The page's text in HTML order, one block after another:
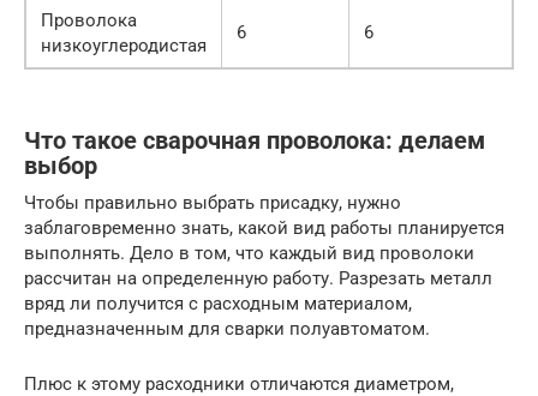
Проволока
низкоуглеродистая
6 6
Что такое сварочная проволока: делаем
выбор
Чтобы правильно выбрать присадку, нужно
заблаговременно знать, какой вид работы планируется
выполнять. Дело в том, что каждый вид проволоки
рассчитан на определенную работу. Разрезать металл
вряд ли получится с расходным материалом,
предназначенным для сварки полуавтоматом.
Плюс к этому расходники отличаются диаметром,